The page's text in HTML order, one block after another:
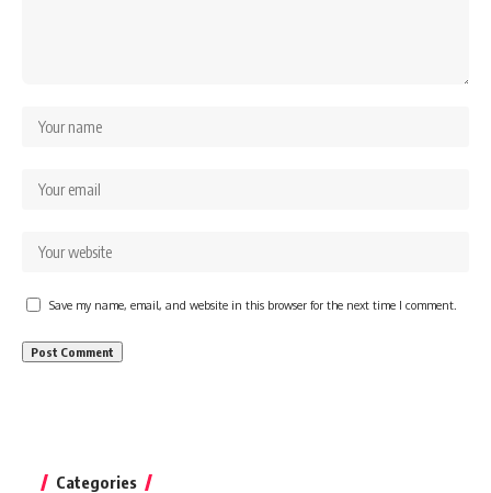
Save my name, email, and website in this browser for the next time I comment.
Categories